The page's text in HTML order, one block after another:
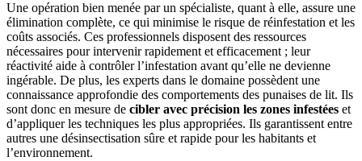
Une opération bien menée par un spécialiste, quant à elle, assure une
élimination complète, ce qui minimise le risque de réinfestation et les
coûts associés. Ces professionnels disposent des ressources
nécessaires pour intervenir rapidement et efficacement ; leur
réactivité aide à contrôler l’infestation avant qu’elle ne devienne
ingérable. De plus, les experts dans le domaine possèdent une
connaissance approfondie des comportements des punaises de lit. Ils
sont donc en mesure de cibler avec précision les zones infestées et
d’appliquer les techniques les plus appropriées. Ils garantissent entre
autres une désinsectisation sûre et rapide pour les habitants et
l’environnement.